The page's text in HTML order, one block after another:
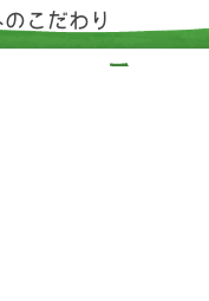
こだわり